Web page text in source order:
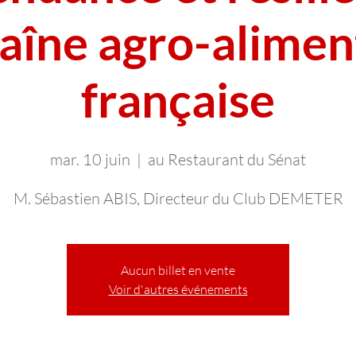
agro-
française
mar. 10 juin
  |
au Restaurant du Sénat
M. Sébastien ABIS, Directeur du Club DEMETER
Aucun billet en vente
Voir d'autres événements